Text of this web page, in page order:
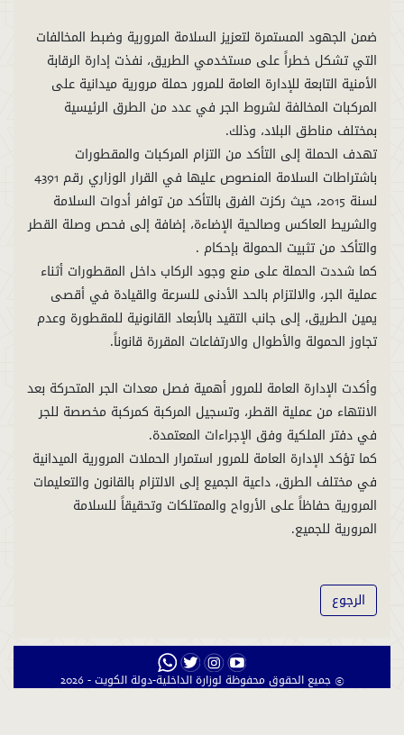
ضمن الجهود المستمرة لتعزيز السلامة المرورية وضبط المخالفات
التي تشكل خطراً على مستخدمي الطريق، نفذت إدارة الرقابة
الأمنية التابعة للإدارة العامة للمرور حملة مرورية ميدانية على
المركبات المخالفة لشروط الجر في عدد من الطرق الرئيسية
تهدف الحملة إلى التأكد من التزام المركبات والمقطورات
باشتراطات السلامة المنصوص عليها في القرار الوزاري رقم 4391
لسنة 2015، حيث ركزت الفرق بالتأكد من توافر أدوات السلامة
والشريط العاكس وصالحية الإضاءة، إضافة إلى فحص وصلة القطر
كما شددت الحملة على منع وجود الركاب داخل المقطورات أثناء
عملية الجر، والالتزام بالحد الأدنى للسرعة والقيادة في أقصى
يمين الطريق، إلى جانب التقيد بالأبعاد القانونية للمقطورة وعدم
وأكدت الإدارة العامة للمرور أهمية فصل معدات الجر المتحركة بعد
الانتهاء من عملية القطر، وتسجيل المركبة كمركبة مخصصة للجر
كما تؤكد الإدارة العامة للمرور استمرار الحملات المرورية الميدانية
في مختلف الطرق، داعية الجميع إلى الالتزام بالقانون والتعليمات
المرورية حفاظاً على الأرواح والممتلكات وتحقيقاً للسلامة
المرورية للجميع.
الرجوع
© جميع الحقوق محفوظة لوزارة الداخلية-دولة الكويت - 2026